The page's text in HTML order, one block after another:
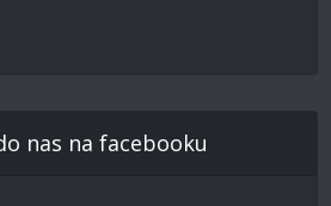
nas na facebooku